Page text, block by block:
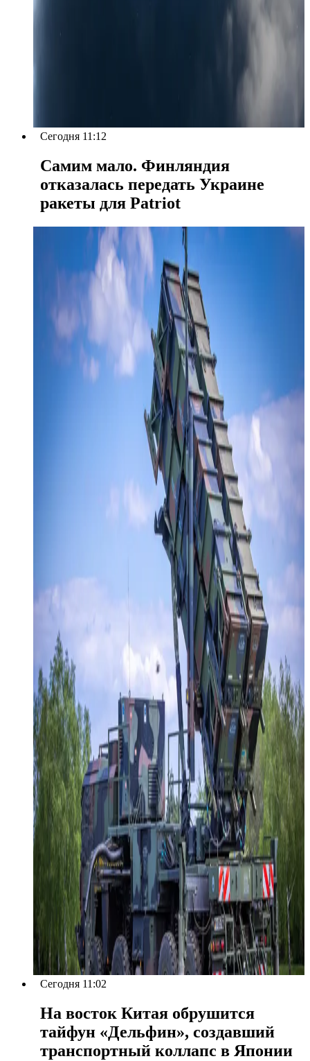
Сегодня 11:12
Самим мало. Финляндия
отказалась передать Украине
ракеты для Patriot
Сегодня 11:02
На восток Китая обрушится
тайфун «Дельфин», создавший
транспортный коллапс в Японии